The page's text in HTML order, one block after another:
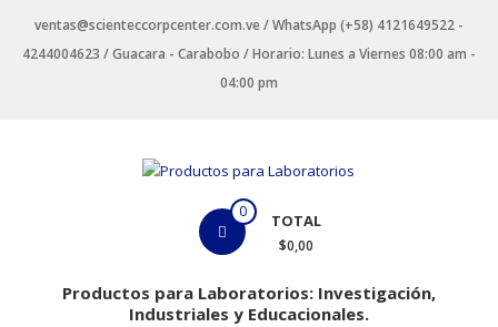
contenido
ventas@scienteccorpcenter.com.ve / WhatsApp (+58) 4121649522 -
4244004623 / Guacara - Carabobo / Horario: Lunes a Viernes 08:00 am -
04:00 pm
Laboratorios
0 TOTAL
$0,00
Productos para Laboratorios: Investigación,
Industriales y Educacionales.